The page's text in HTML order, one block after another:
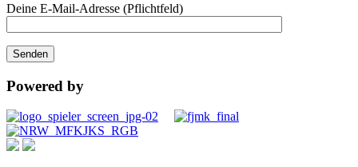
Deine E-Mail-Adresse (Pflichtfeld)
Powered by